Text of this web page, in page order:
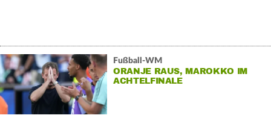
Fußball-WM
ORANJE RAUS, MAROKKO IM
ACHTELFINALE